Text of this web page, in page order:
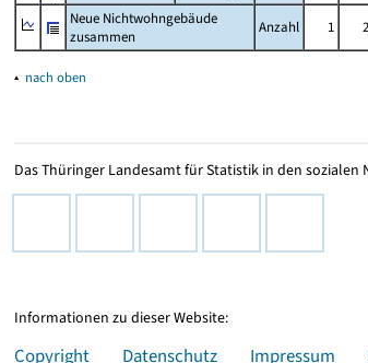
Neue Nichtwohngebäude
zusammen
Anzahl 1 2
▴ nach oben
Das Thüringer Landesamt für Statistik in den sozialen
Informationen zu dieser Website:
Copyright Datenschutz Impressum